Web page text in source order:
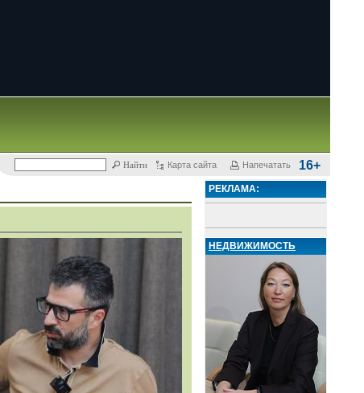
Карта сайта Напечатать 16+
РЕКЛАМА:
НЕДВИЖИМОСТЬ